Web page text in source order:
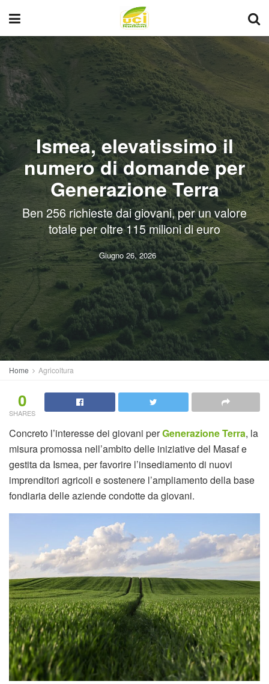
Ismea, elevatissimo il
numero di domande per
Generazione Terra
Ben 256 richieste dai giovani, per un valore
totale per oltre 115 milioni di euro
Giugno 26, 2026
Home Agricoltura
0
SHARES
Concreto l’interesse dei giovani perGenerazione Terra, la
misura promossa nell’ambito delle iniziative del Masaf e
gestita da Ismea, per favorire l’insediamento di nuovi
imprenditori agricoli e sostenere l’ampliamento della base
fondiaria delle aziende condotte da giovani.